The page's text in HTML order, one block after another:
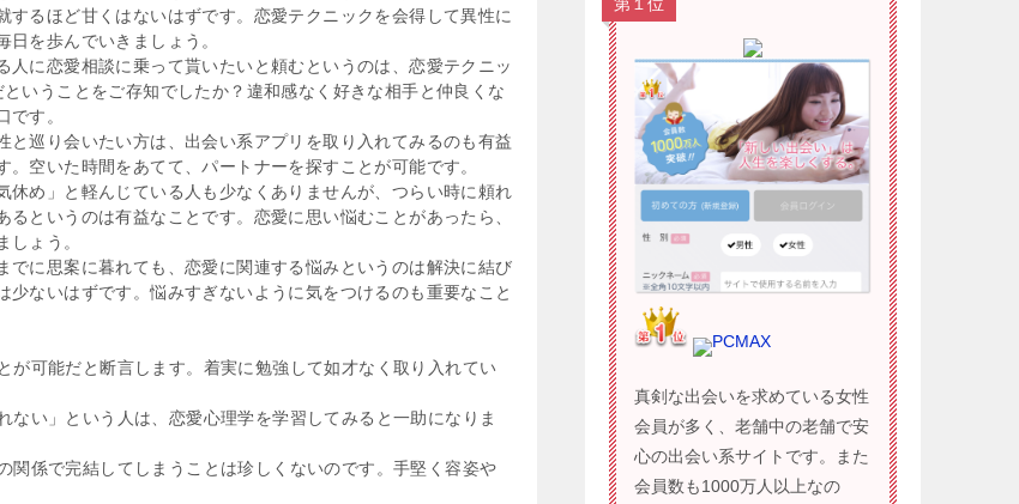
するほど甘くはないはずです。恋愛テクニックを会得して異性に
日を歩んでいきましょう。
人に恋愛相談に乗って貰いたいと頼むというのは、恋愛テクニッ
ということをご存知でしたか？違和感なく好きな相手と仲良くな
です。
と巡り会いたい方は、出会い系アプリを取り入れてみるのも有益
。空いた時間をあてて、パートナーを探すことが可能です。
休め」と軽んじている人も少なくありませんが、つらい時に頼れ
るというのは有益なことです。恋愛に思い悩むことがあったら、
しょう。
でに思案に暮れても、恋愛に関連する悩みというのは解決に結び
少ないはずです。悩みすぎないように気をつけるのも重要なこと
可能だと断言します。着実に勉強して如才なく取り入れてい
ない」という人は、恋愛心理学を学習してみると一助になりま
係で完結してしまうことは珍しくないのです。手堅く容姿や
第１位
PCMAX
真剣な出会いを求めている女性
会員が多く、老舗中の老舗で安
心の出会い系サイトです。また
会員数も1000万人以上なの